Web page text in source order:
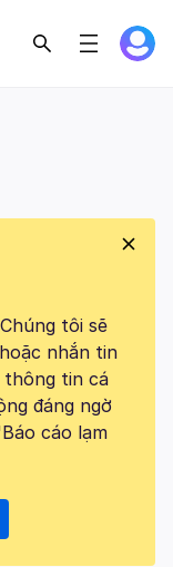
Chúng tôi sẽ
nhắn tin
thông tin cá
đáng ngờ
cáo lạm